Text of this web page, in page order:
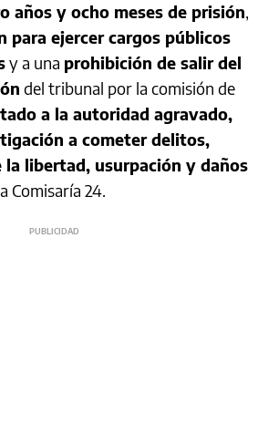
años y ocho meses de prisión,
para ejercer cargos públicos
y a una prohibición de salir del
del tribunal por la comisión de
a la autoridad agravado,
a cometer delitos,
libertad, usurpación y daños
Comisaría 24.